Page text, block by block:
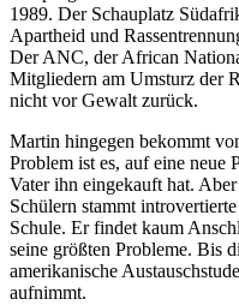
1989. Der Schauplatz
Apartheid und
Der ANC, der African
Mitgliedern am Umsturz der
nicht vor Gewalt zurück.
Martin hingegen bekommt
Problem ist es, auf eine neue
Vater ihn eingekauft hat.
Schülern stammt
Schule. Er findet kaum
seine größten Probleme. Bis
amerikanische
aufnimmt.